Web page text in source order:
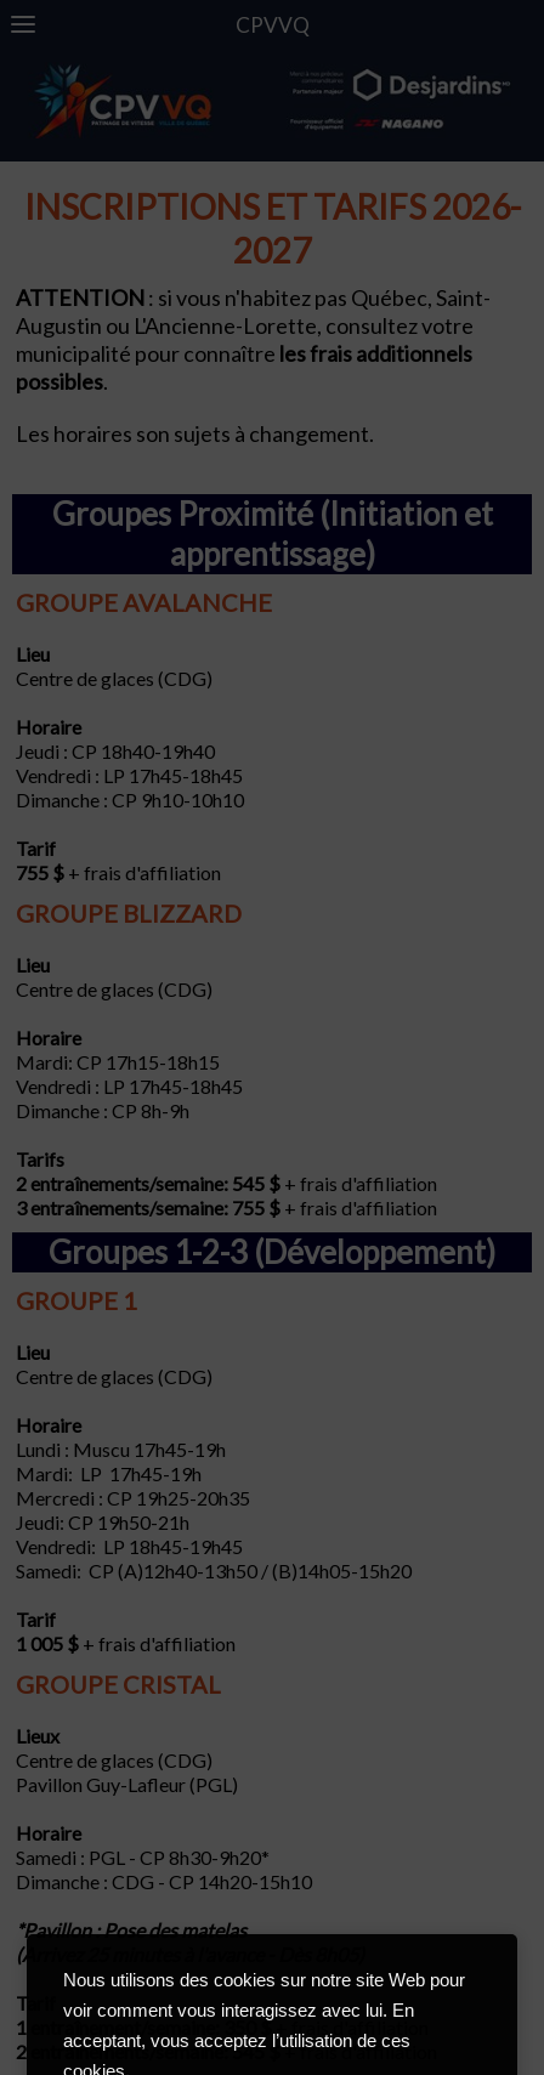
CPVVQ
INSCRIPTIONS ET TARIFS 2026-
2027
ATTENTION: si vous n'habitez pas Québec, Saint-
Augustin ou L'Ancienne-Lorette, ​consultez votre
municipalité pour connaître les frais additionnels
possibles.
Les horaires son sujets à changement.
Groupes Proximité (Initiation et
apprentissage)
GROUPE AVALANCHE
Lieu
Centre de glaces (CDG)
Horaire
Jeudi : CP 18h40-19h40
Vendredi : LP 17h45-18h45
Dimanche : CP 9h10-10h10
Tarif
755 $ + frais d'affiliation
GROUPE BLIZZARD
Lieu
Centre de glaces (CDG)
Horaire
Mardi: CP 17h15-18h15
Vendredi : LP 17h45-18h45
Dimanche : CP 8h-9h
Tarifs
2 entraînements/semaine: 545 $ + frais d'affiliation
3 entraînements/semaine: 755 $ + frais d'affiliation
Groupes 1-2-3 (Développement)
GROUPE 1
Lieu
Centre de glaces (CDG)
Horaire
Lundi : Muscu 17h45-19h
Mardi: LP 17h45-19h
Mercredi : CP 19h25-20h35
Jeudi: CP 19h50-21h
Vendredi: LP 18h45-19h45
Samedi: CP (A)12h40-13h50 / (B)14h05-15h20
Tarif
1 005 $ + frais d'affiliation
GROUPE CRISTAL
Lieux
Centre de glaces (CDG)
Pavillon Guy-Lafleur (PGL)
Horaire
Samedi : PGL - CP 8h30-9h20*
Dimanche : CDG - CP 14h20-15h10
*Pavillon : Pose des matelas
(Arrivez 25 minutes à l'avance - Dès 8h05)
Tarif
1 entraînement/semaine: 350 $+ frais d'affiliation
2 entraînements/semaine: 545 $ + frais d'affiliation
Nous utilisons des cookies sur notre site Web pour
voir comment vous interagissez avec lui. En
acceptant, vous acceptez l’utilisation de ces
cookies.